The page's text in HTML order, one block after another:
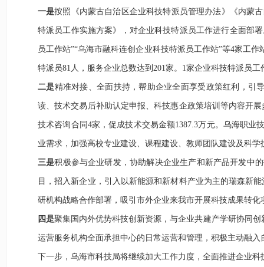
一是按照《内蒙古自治区企业科技特派员管理办法》《内蒙
特派员工作实施方案》，对企业科技特派员工作进行全面部
员工作站”“乌海市融科连创企业科技特派员工作站”等4家工作
特派员81 人，服务企业总数达到 201家。 1家企业科技特派员工
二是精准对接、全面扶持 ，帮助企业全面享受政策红利，引
读、技术交易后补助认定申报、科技惠企政策培训等内容开
技术咨询合同 4家，促成技术交易金额1387.3万元。乌海职业
业需求，加强高校专业建设、课程建设、教师团队建设及科
三是积极参与企业研发，协助解决企业生产和新产品开发中
目，招入新企业，引入以新能源和新材料产业为主的瑞森新
研机构战略合作部署，吸引市外企业来我市开展科技成果转化
四是聚集国内外优势科技创新资源，与企业共建产学研协同
运营服务机构全面承担中心的日常运营和管理，积极主动融入
下一步 ，乌海市科技局将继续加大工作力度， 全面推进企业科